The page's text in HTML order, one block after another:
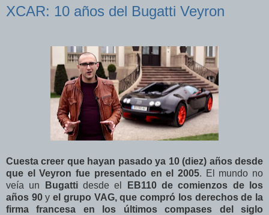
XCAR: 10 años del Bugatti Veyron
Cuesta creer que hayan pasado ya 10 (diez) años desde
que el Veyron fue presentado en el 2005. El mundo no
veía un
Bugattidesde el
EB110 de comienzos de los
años 90yel grupo VAG, que compró los derechos de la
firma francesa en los últimos compases del siglo